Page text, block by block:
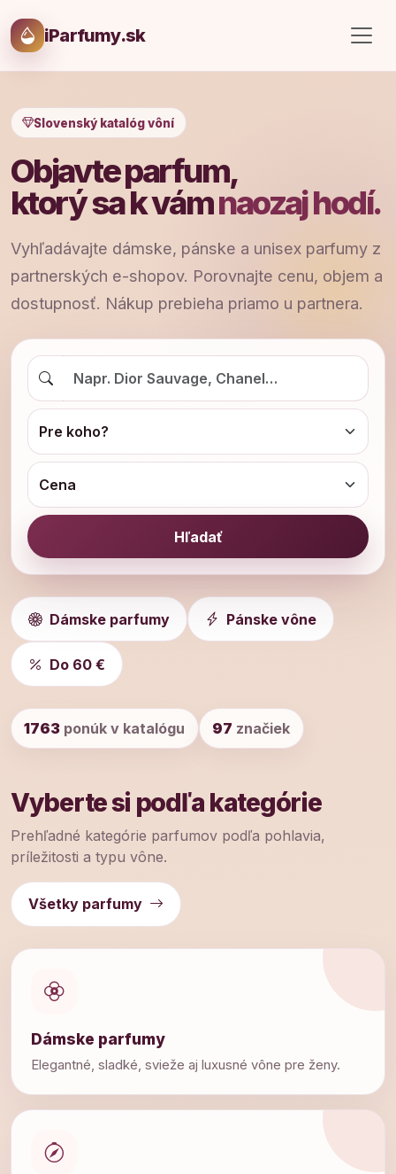
iParfumy.sk
Slovenský katalóg vôní
Objavte parfum,
ktorý sa k vámnaozaj hodí.
Vyhľadávajte dámske, pánske a unisex parfumy z
partnerských e-shopov. Porovnajte cenu, objem a
dostupnosť. Nákup prebieha priamo u partnera.
Hľadať parfum
Hľadať
Dámske parfumy Pánske vône
Do 60 €
1763 ponúk v katalógu 97 značiek
Vyberte si podľa kategórie
Prehľadné kategórie parfumov podľa pohlavia,
príležitosti a typu vône.
Všetky parfumy
Dámske parfumy
Elegantné, sladké, svieže aj luxusné vône pre ženy.